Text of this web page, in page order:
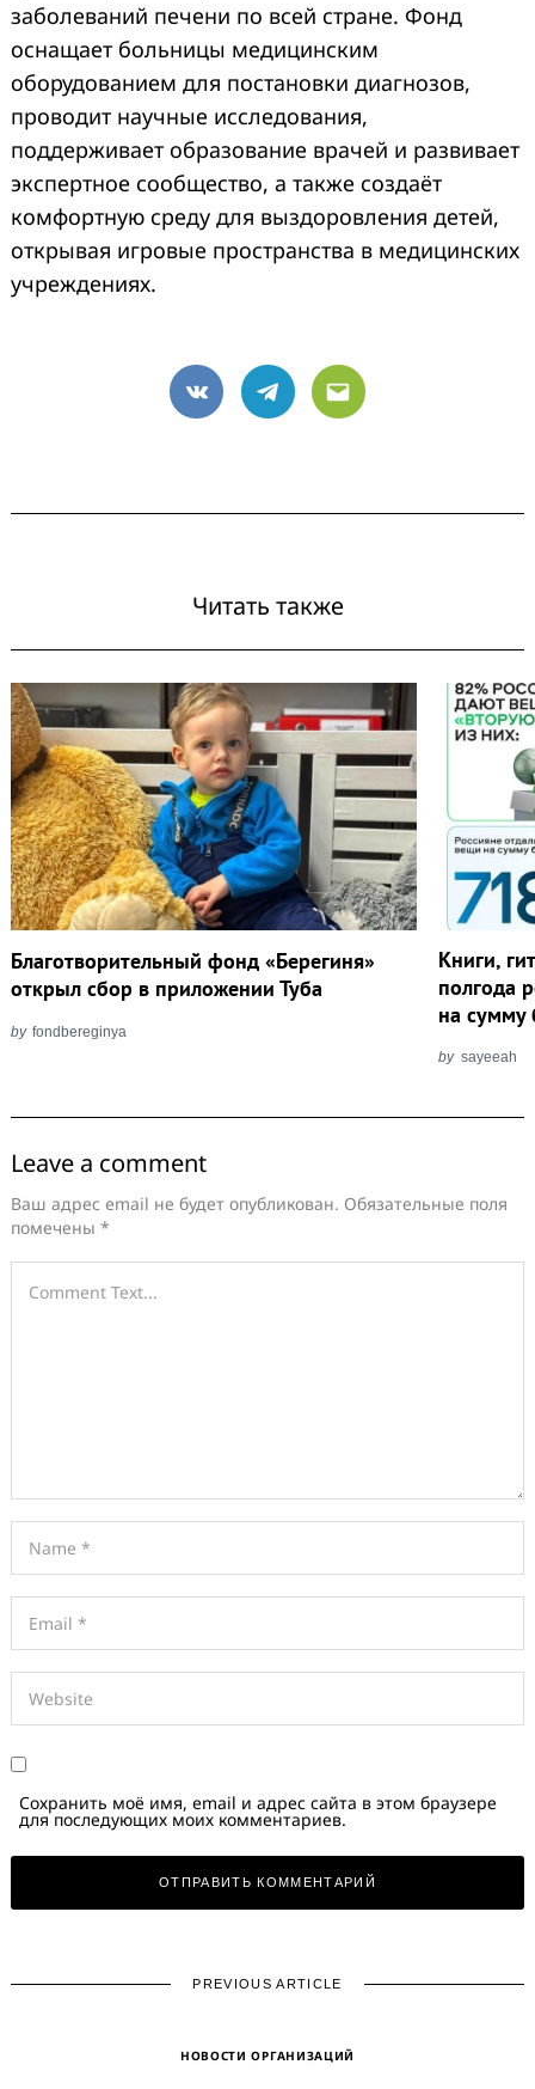
заболеваний печени по всей стране. Фонд
оснащает больницы медицинским
оборудованием для постановки диагнозов,
проводит научные исследования,
поддерживает образование врачей и развивает
экспертное сообщество, а также создаёт
комфортную среду для выздоровления детей,
открывая игровые пространства в медицинских
учреждениях.
VK Telegram
Email
Читать также
Благотворительный фонд «Берегиня»
открыл сбор в приложении Тубa
by fondbereginya
Книги,
полгода
на сумму
by sayeeah
Leave a comment
Ваш адрес email не будет опубликован. Обязательные поля
помечены *
Сохранить моё имя, email и адрес сайта в этом браузере
для последующих моих комментариев.
PREVIOUS ARTICLE
НОВОСТИ ОРГАНИЗАЦИЙ